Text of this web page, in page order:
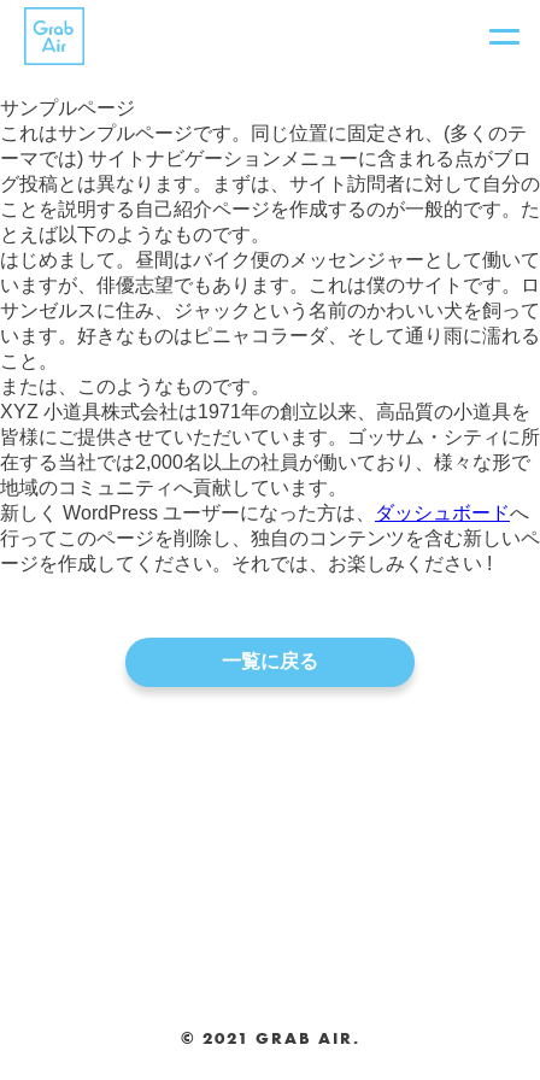
フ
リ
ー
ラ
ン
ス
チ
ー
ム
GrabAir
サンプルページ
これはサンプルページです。同じ位置に固定され、(多くのテ
ーマでは) サイトナビゲーションメニューに含まれる点がブロ
グ投稿とは異なります。まずは、サイト訪問者に対して自分の
ことを説明する自己紹介ページを作成するのが一般的です。た
とえば以下のようなものです。
はじめまして。昼間はバイク便のメッセンジャーとして働いて
いますが、俳優志望でもあります。これは僕のサイトです。ロ
サンゼルスに住み、ジャックという名前のかわいい犬を飼って
います。好きなものはピニャコラーダ、そして通り雨に濡れる
こと。
または、このようなものです。
XYZ 小道具株式会社は1971年の創立以来、高品質の小道具を
皆様にご提供させていただいています。ゴッサム・シティに所
在する当社では2,000名以上の社員が働いており、様々な形で
地域のコミュニティへ貢献しています。
新しく WordPress ユーザーになった方は、
ダッシュボードへ
行ってこのページを削除し、独自のコンテンツを含む新しいペ
ージを作成してください。それでは、お楽しみください !
一覧に戻る
© 2021 GRAB AIR.